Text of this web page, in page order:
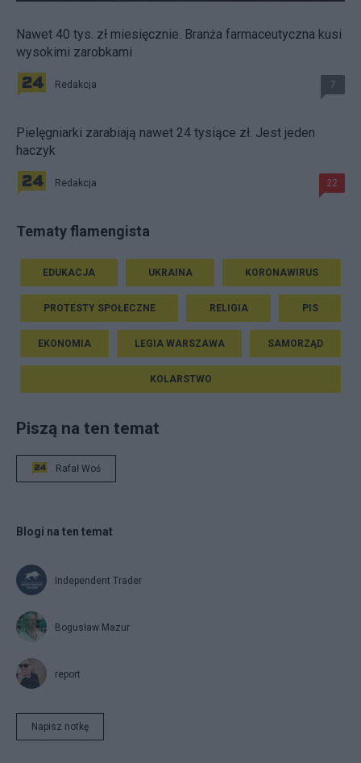
Nawet 40 tys. zł miesięcznie. Branża farmaceutyczna kusi
wysokimi zarobkami
Redakcja 7
Pielęgniarki zarabiają nawet 24 tysiące zł. Jest jeden
haczyk
Redakcja 22
Tematy flamengista
EDUKACJA UKRAINA KORONAWIRUS
PROTESTY SPOŁECZNE RELIGIA PIS
EKONOMIA LEGIA WARSZAWA SAMORZĄD
KOLARSTWO
Piszą na ten temat
Rafał Woś
Blogi na ten temat
Independent Trader
Bogusław Mazur
report
Napisz notkę